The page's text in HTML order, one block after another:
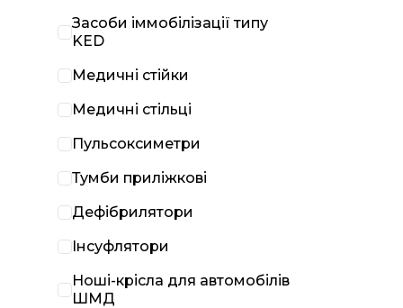
Засоби іммобілізації типу
KED
Медичні стійки
Медичні стільці
Пульсоксиметри
Тумби приліжкові
Дефібрилятори
Інсуфлятори
Ноші-крісла для автомобілів
ШМД